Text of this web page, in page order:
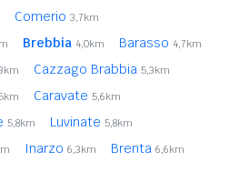
Comerio 3,7km
Brebbia 4,0km Barasso 4,7km
Cazzago Brabbia 5,3km
Caravate 5,6km
5,8km Luvinate 5,8km
Inarzo 6,3km Brenta 6,6km